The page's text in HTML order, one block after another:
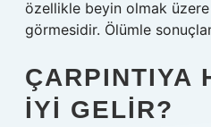
özellikle beyin olmak
görmesidir. Ölümle
ÇARPINTIYA
IYI GELIR?